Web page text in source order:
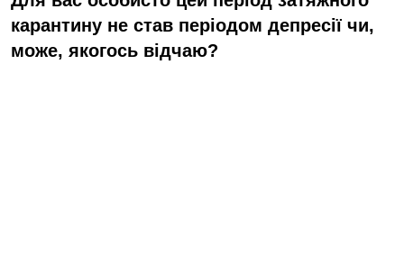
карантину не став періодом депресії чи,
може, якогось відчаю?